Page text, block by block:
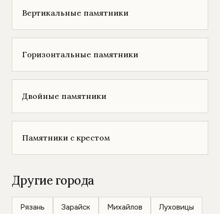
Вертикальные памятники
Горизонтальные памятники
Двойные памятники
Памятники с крестом
Другие города
Рязань Зарайск Михайлов Луховицы